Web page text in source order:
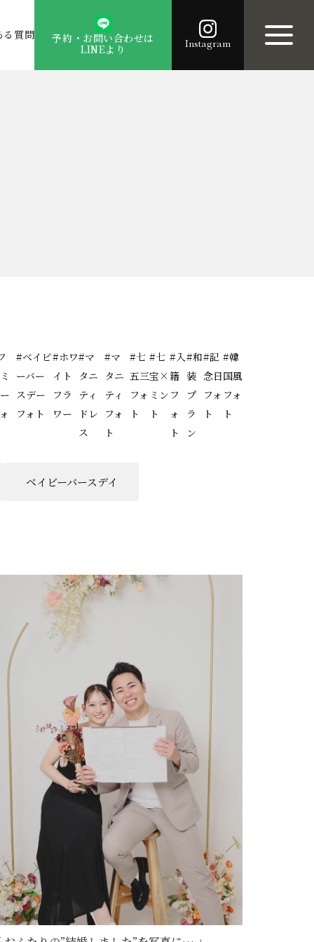
る質問
予約・お問い合わせは
LINEより
Instagram
#ベイビ
ーバー
スデー
フォト
#ホワ
イト
フラ
ワー
#マ
タニ
ティ
ドレ
ス
#マ
タニ
ティ
フォ
ト
#七
五三
フォ
ト
#七
宝×
ミン
ト
#入
籍
フ
ォ
ト
#和
装
プ
ラ
ン
#記
念日
フォ
ト
#韓
国風
フォ
ト
ベイビーバースデイ